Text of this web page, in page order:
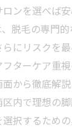
ンを選べば
脱毛の専門的
にリスクを
ターケア重
から徹底解
内で理想の
択するため